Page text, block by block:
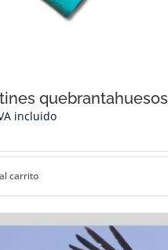
quebrantahuesos
incluido
carrito